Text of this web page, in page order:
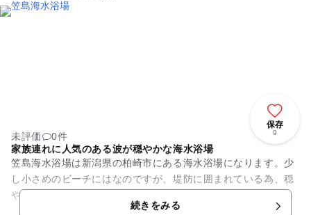
保存
9
未評価
0件
家族連れに人気のある波が穏やかな海水浴場
笠島海水浴場は新潟県の柏崎市にある海水浴場になります。少
し小さめのビーチにはなのですが、堤防に囲まれている為、穏
やかな波になっている為小さいお子様も安心して海水浴を楽し
続きをみる